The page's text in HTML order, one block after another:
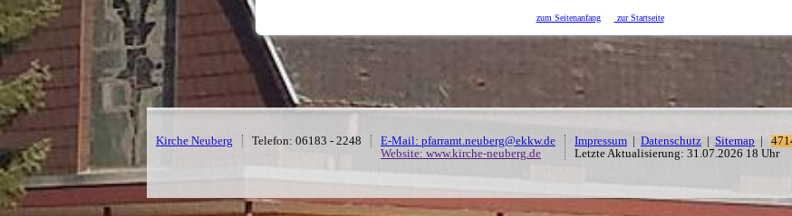
zum Seitenanfang zur Startseite
Kirche Neuberg Telefon: 06183 - 2248
E-Mail: pfarramt.neuberg@ekkw.de
Website: www.kirche-neuberg.de
Impressum Datenschutz Sitemap
Letzte Aktualisierung: 31.07.2026 18 Uhr